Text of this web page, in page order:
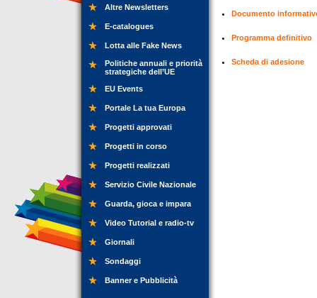
Altre Newsletters
E-catalogues
Lotta alle Fake News
Politiche annuali e priorità
strategiche dell’UE
EU Events
Portale La tua Europa
Progetti approvati
Progetti in corso
Progetti realizzati
Servizio Civile Nazionale
Guarda, gioca e impara
Video Tutorial e radio-tv
Giornali
Sondaggi
Banner e Pubblicità
Documento
Programma definitivo
Scheda di adesione